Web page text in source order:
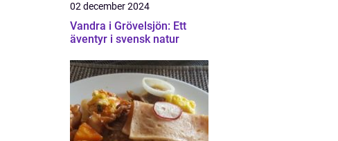
02 december 2024
Vandra i Grövelsjön: Ett
äventyr i svensk natur